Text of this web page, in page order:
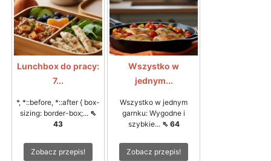
Lunchbox do pracy:
7...
*, *::before, *::after { box-
sizing: border-box;... ⇖
43
Zobacz przepis!
Wszystko w
jednym...
Wszystko w jednym
garnku: Wygodne i
szybkie... ⇖ 64
Zobacz przepis!